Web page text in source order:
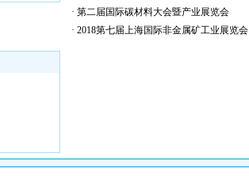
· 第二届国际碳材料大会暨产业展览会
· 2018第七届上海国际非金属矿工业展览会